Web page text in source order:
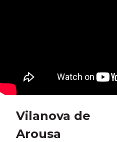
Vilanova de
Arousa